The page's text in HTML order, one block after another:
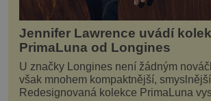
Jennifer Lawrence uvádí
PrimaLuna od Longines
U značky Longines není žádným
však mnohem kompaktnější,
Redesignovaná kolekce PrimaLuna